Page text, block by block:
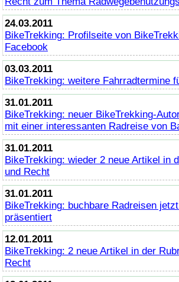
24.03.2011
BikeTrekking: Profilseite von
Facebook
03.03.2011
BikeTrekking: weitere Fahrradtermine
31.01.2011
BikeTrekking: neuer BikeTrekking-
mit einer interessanten Radreise von
31.01.2011
BikeTrekking: wieder 2 neue Artikel in
und Recht
31.01.2011
BikeTrekking: buchbare Radreisen
präsentiert
12.01.2011
BikeTrekking: 2 neue Artikel in der
Recht